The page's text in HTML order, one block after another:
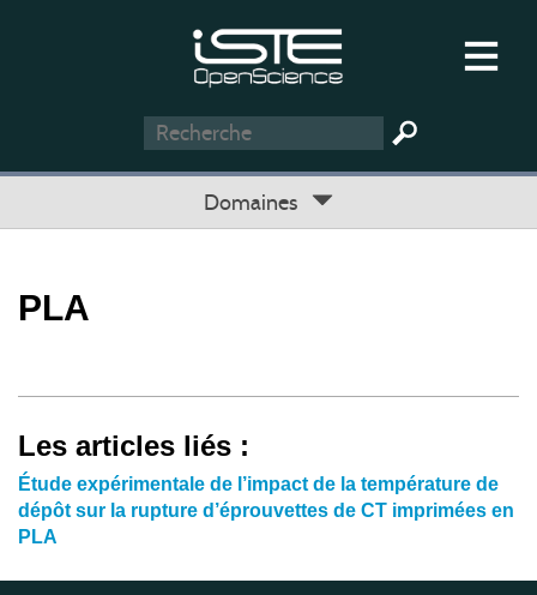
Domaines
PLA
Les articles liés :
Étude expérimentale de l’impact de la température de
dépôt sur la rupture d’éprouvettes de CT imprimées en
PLA